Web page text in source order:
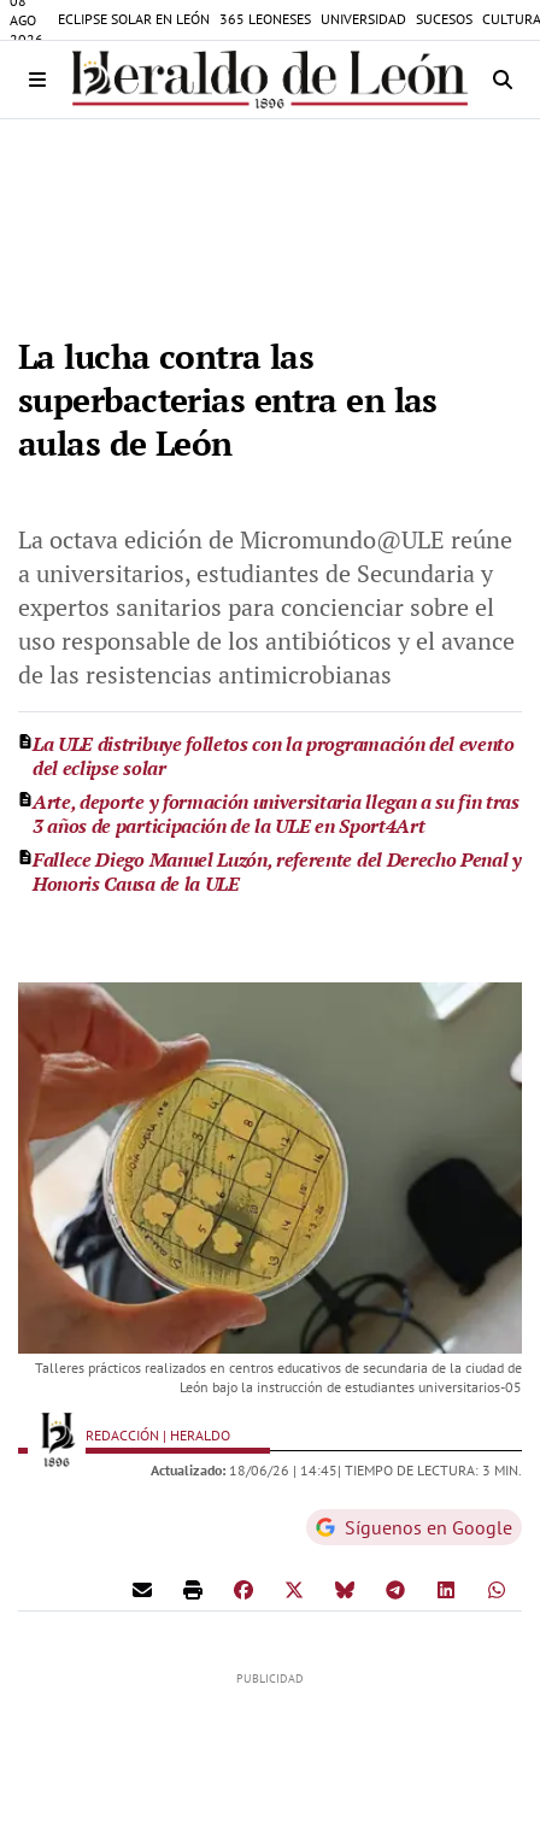
AGO
2026
ECLIPSE SOLAR EN LEÓN 365 LEONESES UNIVERSIDAD SUCESOS
La lucha contra las
superbacterias entra en las
aulas de León
La octava edición de Micromundo@ULE reúne
a universitarios, estudiantes de Secundaria y
expertos sanitarios para concienciar sobre el
uso responsable de los antibióticos y el avance
de las resistencias antimicrobianas
La ULE distribuye folletos con la programación del evento
del eclipse solar
Arte, deporte y formación universitaria llegan a su fin tras
3 años de participación de la ULE en Sport4Art
Fallece Diego Manuel Luzón, referente del Derecho Penal y
Honoris Causa de la ULE
Talleres prácticos realizados en centros educativos de secundaria de la ciudad de
León bajo la instrucción de estudiantes universitarios-05
REDACCIÓN | HERALDO
Actualizado: 18/06/26 | 14:45| TIEMPO DE LECTURA: 3 MIN.
Síguenos en Google